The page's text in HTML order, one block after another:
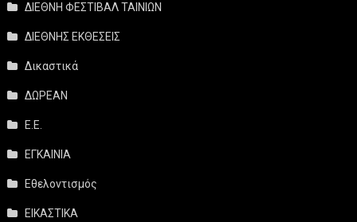
ΔΙΕΘΝΗ ΦΕΣΤΙΒΑΛ ΤΑΙΝΙΩΝ
ΔΙΕΘΝΗΣ ΕΚΘΕΣΕΙΣ
Δικαστικά
ΔΩΡΕΑΝ
Ε.Ε.
ΕΓΚΑΙΝΙΑ
Εθελοντισμός
ΕΙΚΑΣΤΙΚΑ